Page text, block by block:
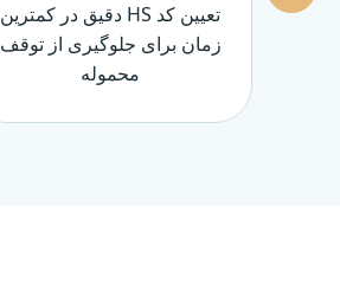
تعیین کد HS دقیق در کمترین
زمان برای جلوگیری از توقف
محموله